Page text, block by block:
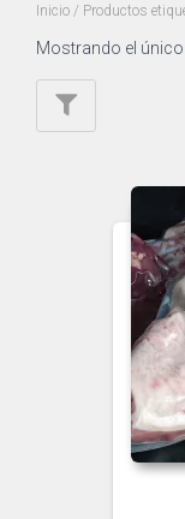
Inicio / Productos
Mostrando el